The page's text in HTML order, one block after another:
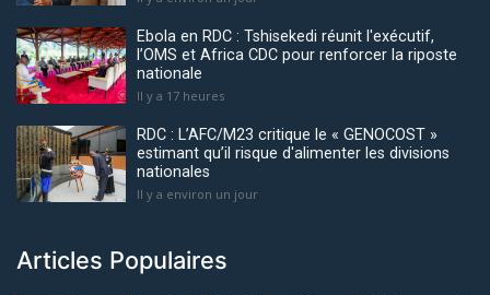
Ebola en RDC : Tshisekedi réunit l'exécutif,
l’OMS et Africa CDC pour renforcer la riposte
nationale
Il y a 17 heures
RDC : L’AFC/M23 critique le « GENOCOST »
estimant qu’il risque d'alimenter les divisions
nationales
Il y a environ un jour
Articles Populaires